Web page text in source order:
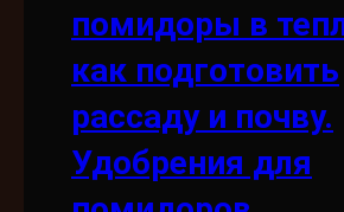
помидоры в
как подготовить
рассаду и почву.
Удобрения для